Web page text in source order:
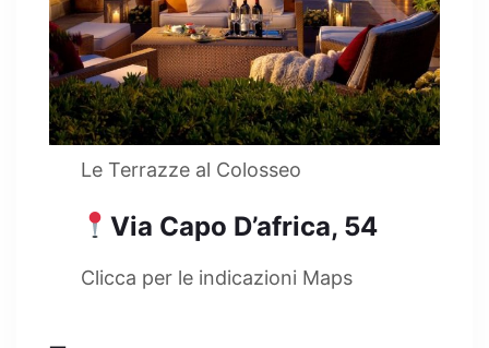
Le Terrazze al Colosseo
Via Capo D’africa, 54
Clicca per le indicazioni Maps